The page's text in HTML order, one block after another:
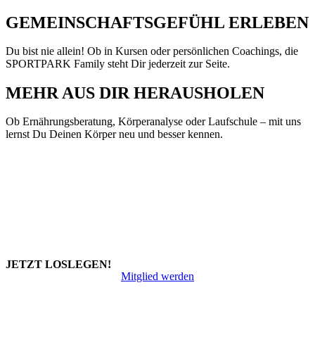
GEMEINSCHAFTSGEFÜHL ERLEBEN
Du bist nie allein! Ob in Kursen oder persönlichen Coachings, die
SPORTPARK Family steht Dir jederzeit zur Seite.
MEHR AUS DIR HERAUSHOLEN
Ob Ernährungsberatung, Körperanalyse oder Laufschule – mit uns
lernst Du Deinen Körper neu und besser kennen.
JETZT LOSLEGEN!
Mitglied werden